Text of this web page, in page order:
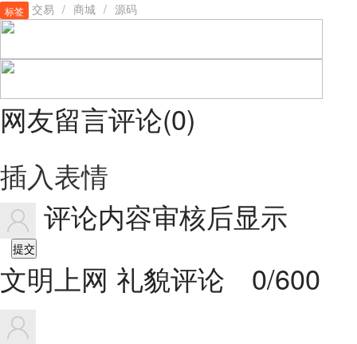
标签 交易 / 商城 / 源码
网友留言评论(0)
插入表情
评论内容审核后显示
提交
文明上网 礼貌评论 0/600